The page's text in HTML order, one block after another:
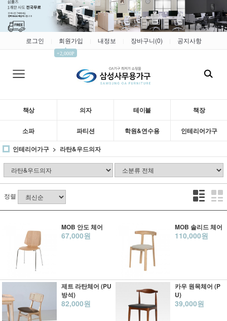
로그인 회원가입
▲
+2,000P
내정보 장바구니(0) 공지사항
책상 의자 테이블 책장
소파 파티션 학원&연수용
인테리어가구
인테리어가구
라탄&우드의자
정렬
MOB 안도 체어
67,000원
MOB 솔리드 체어
110,000원
제트 라탄체어 (PU
방석)
82,000원
카우 원목체어 (P
U)
39,000원